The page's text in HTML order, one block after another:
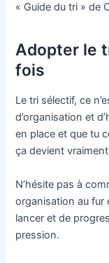
« Guide du tri » de
Adopter le
fois
Le tri sélectif, ce
d’organisation et
en place et que tu
ça devient
N’hésite pas à
organisation au fur
lancer et de
pression.